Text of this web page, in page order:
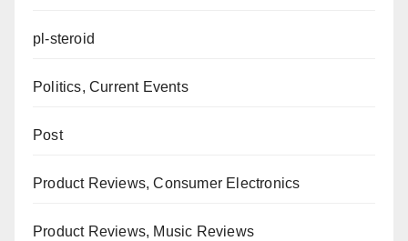
pl-steroid
Politics, Current Events
Post
Product Reviews, Consumer Electronics
Product Reviews, Music Reviews